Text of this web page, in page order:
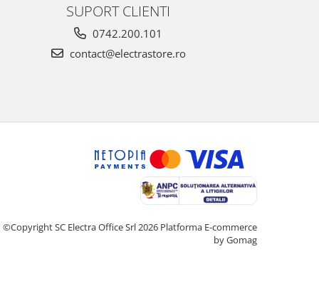
SUPORT CLIENTI
0742.200.101
contact@electrastore.ro
©Copyright SC Electra Office Srl 2026 Platforma E-commerce
by Gomag